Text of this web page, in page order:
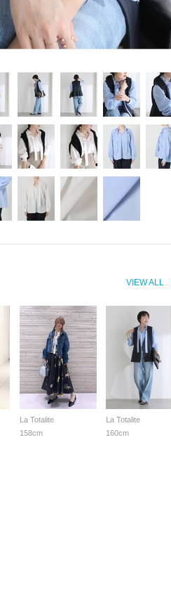
VIEW ALL
La Totalite
158cm
La Totalite
160cm